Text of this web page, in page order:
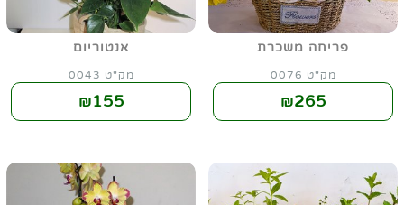
פריחה משכרת
מק"ט 0076
₪265
אנטוריום
מק"ט 0043
₪155